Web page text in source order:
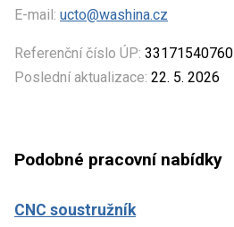
E-mail: ucto@washina.cz
Referenční číslo ÚP: 33171540760
Poslední aktualizace: 22. 5. 2026
Podobné pracovní nabídky
CNC soustružník